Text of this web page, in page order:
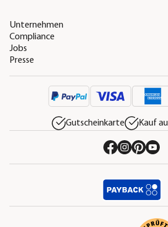
Unternehmen
Compliance
Jobs
Presse
Gutscheinkarte Kauf